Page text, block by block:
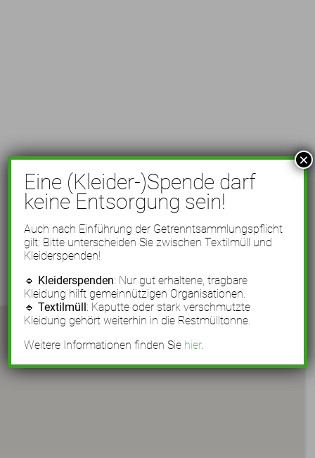
Eine (Kleider-)Spende darf
keine Entsorgung sein!
Auch nach Einführung der Getrenntsammlungspflicht
gilt: Bitte unterscheiden Sie zwischen Textilmüll und
Kleiderspenden!
🔹 Kleiderspenden: Nur gut erhaltene, tragbare
Kleidung hilft gemeinnützigen Organisationen.
🔹Textilmüll: Kaputte oder stark verschmutzte
Kleidung gehört weiterhin in die Restmülltonne.
Weitere Informationen finden Sie hier.
×